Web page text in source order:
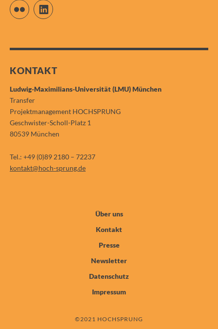
Flickr LinkedIn
KONTAKT
Ludwig-Maximilians-Universität (LMU) München
Transfer
Projektmanagement HOCHSPRUNG
Geschwister-Scholl-Platz 1
80539 München
Tel.: +49 (0)89 2180 – 72237
kontakt@hoch-sprung.de
Über uns
Kontakt
Presse
Newsletter
Datenschutz
Impressum
©2021 HOCHSPRUNG